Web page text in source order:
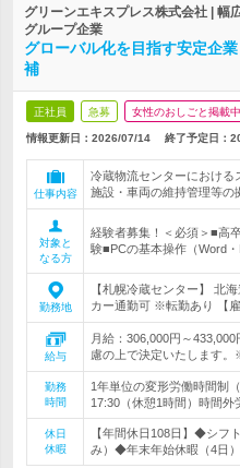
グリーンエキスプレス株式会社 | 幅
グループ企業
グローバル化を目指す安定企
補
正社員 急募 女性のおしごと掲載中
情報更新日：2026/07/14 終了予定日：
仕事内容
冷蔵物流センターにおける
施設・車両の維持管理等の
対象と
なる方
経験者募集！＜必須＞■高
験■PCの基本操作（Word
勤務地
【札幌冷蔵センター】 北
カー通勤可 ※転勤あり 【
給与
月給：306,000円～
慮の上で決定いたします
勤務
時間
1年単位の変形労働時間制
17:30（休憩1時間）時間外
休日
休暇
【年間休日108日】◆シフ
み）◆年末年始休暇（4日